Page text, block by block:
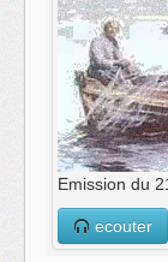
Emission du
ecouter